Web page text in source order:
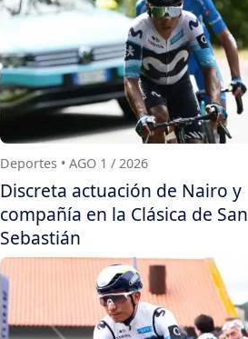
Deportes • AGO 1 / 2026
Discreta actuación de Nairo y
compañía en la Clásica de San
Sebastián